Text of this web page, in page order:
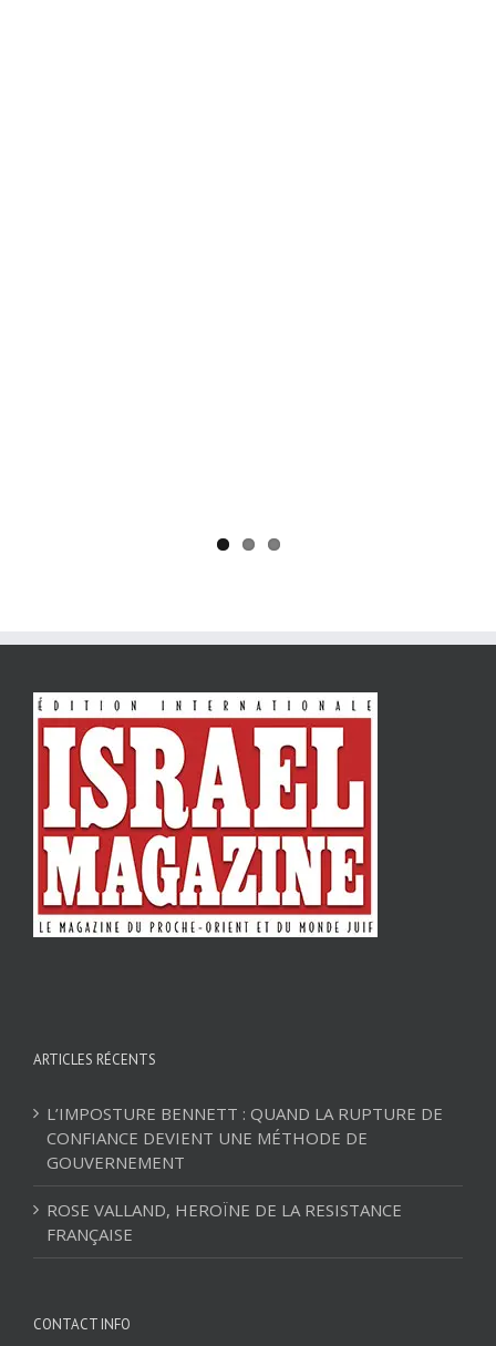
ARTICLES RÉCENTS
L’IMPOSTURE BENNETT : QUAND LA RUPTURE DE
CONFIANCE DEVIENT UNE MÉTHODE DE
GOUVERNEMENT
ROSE VALLAND, HEROÏNE DE LA RESISTANCE
FRANÇAISE
CONTACT INFO